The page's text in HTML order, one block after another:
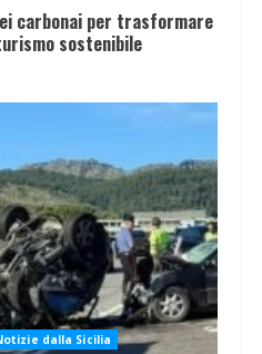
carbonai per trasformare
sostenibile
dalla Sicilia